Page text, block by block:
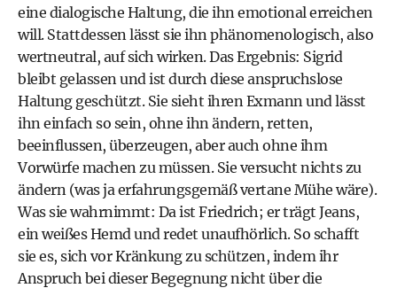
eine dialogische Haltung, die ihn emotional erreichen
will. Stattdessen lässt sie ihn phänomenologisch, also
wertneutral, auf sich wirken. Das Ergebnis: Sigrid
bleibt gelassen und ist durch diese anspruchslose
Haltung geschützt. Sie sieht ihren Exmann und lässt
ihn einfach so sein, ohne ihn ändern, retten,
beeinflussen, überzeugen, aber auch ohne ihm
Vorwürfe machen zu müssen. Sie versucht nichts zu
ändern (was ja erfahrungsgemäß vertane Mühe wäre).
Was sie wahrnimmt: Da ist Friedrich; er trägt Jeans,
ein weißes Hemd und redet unaufhörlich. So schafft
sie es, sich vor Kränkung zu schützen, indem ihr
Anspruch bei dieser Begegnung nicht über die